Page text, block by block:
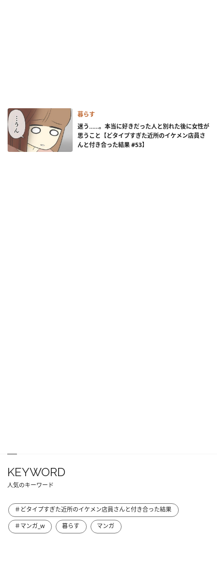
暮らす
迷う……。本当に好きだった人と別れた後に女性が
思うこと【どタイプすぎた近所のイケメン店員さ
んと付き合った結果 #53】
KEYWORD
人気のキーワード
＃どタイプすぎた近所のイケメン店員さんと付き合った結果
＃マンガ_w
暮らす マンガ